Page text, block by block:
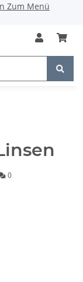
Zum Menü
Kommentare
0